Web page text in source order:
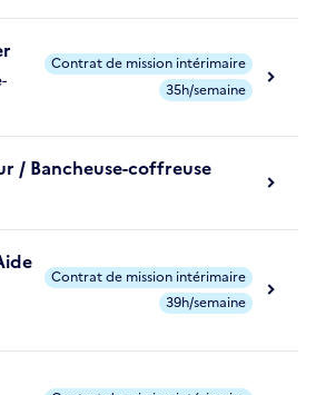
Contrat de mission intérimaire
35h/semaine
/ Bancheuse-coffreuse
Contrat de mission intérimaire
39h/semaine